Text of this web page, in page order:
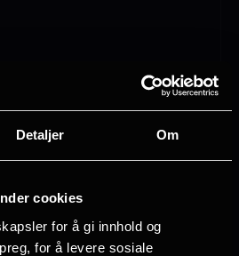
Detaljer Om
cookies
for å gi innhold og
for å levere sosiale
75.50%)